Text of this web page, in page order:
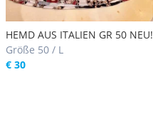
HEMD AUS ITALIEN GR 50 NEU!
Größe 50 / L
€ 30